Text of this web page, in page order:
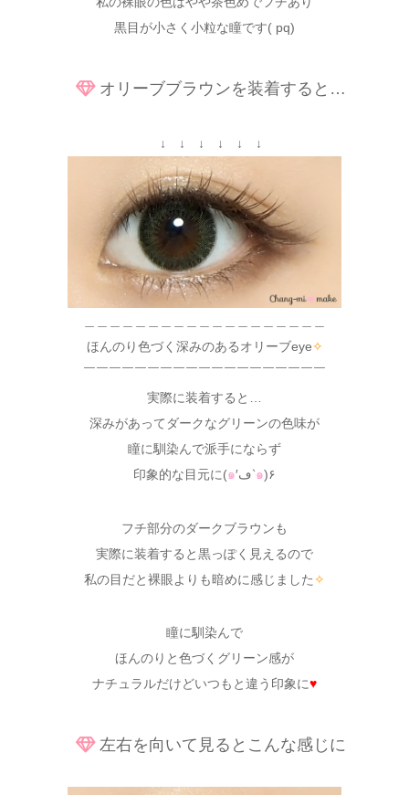
黒目が小さく小粒な瞳です( pq)
オリーブブラウンを装着すると…
↓ ↓ ↓ ↓ ↓ ↓
ほんのり色づく深みのあるオリーブeye✧
￣￣￣￣￣￣￣￣￣￣￣￣￣￣￣￣￣￣￣
実際に装着すると…
深みがあってダークなグリーンの色味が
瞳に馴染んで派手にならず
印象的な目元に(๑ ′ڡ‵๑)۶
フチ部分のダークブラウンも
実際に装着すると黒っぽく見えるので
私の目だと裸眼よりも暗めに感じました✧
瞳に馴染んで
ほんのりと色づくグリーン感が
ナチュラルだけどいつもと違う印象に♥
左右を向いて見るとこんな感じに